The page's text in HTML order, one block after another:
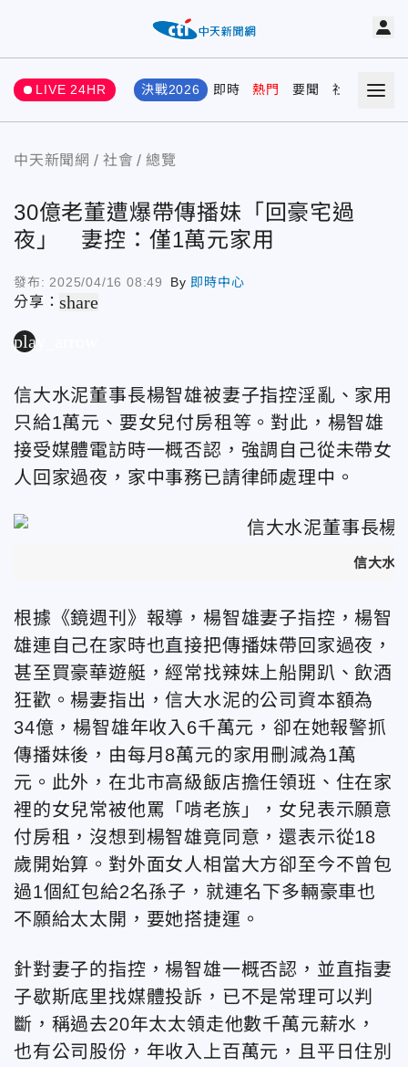
LIVE 24HR 決戰2026 即時 熱門 要聞 社會 娛樂
中天新聞網 社會 總覽
30億老董遭爆帶傳播妹「回豪宅過
夜」 妻控：僅1萬元家用
發布: 2025/04/16 08:49 By 即時中心
分享：share
play_arrow
信大水泥董事長楊智雄被妻子指控淫亂 、家用
只給1萬元、要女兒付房租等。對此， 楊智雄
接受媒體電訪時一概否認，強調自己從未帶女
人回家過夜，家中事務已請律師處理中。
信大水
根據《鏡週刊》報導，楊智雄妻子指控，楊智
雄連自己在家時也直接把傳播妹帶回家過夜，
甚至買豪華遊艇，經常找辣妹上船開趴、飲酒
狂歡。楊妻指出，信大水泥的公司資本額為
34億，楊智雄年收入6千萬元，卻在她報警抓
傳播妹後，由每月8萬元的家用刪減為1萬
元。 此外，在北市高級飯店擔任領班 、 住在家
裡的女兒常被他罵
「啃老族」，女兒表示願意
付房租，沒想到 楊智雄竟同意，還表示從18
歲開始算。對外面女人相當大方卻至今不曾包
過1個紅包給2名孫子，就連名下多輛豪車也
不願給太太開，要她搭捷運。
針對妻子的指控，楊智雄一概否認，並直指妻
子歇斯底里找媒體投訴，已不是常理可以判
斷，稱過去20年太太領走他數千萬元薪水，
也有公司股份， 年收入上百萬元， 且平日 住別